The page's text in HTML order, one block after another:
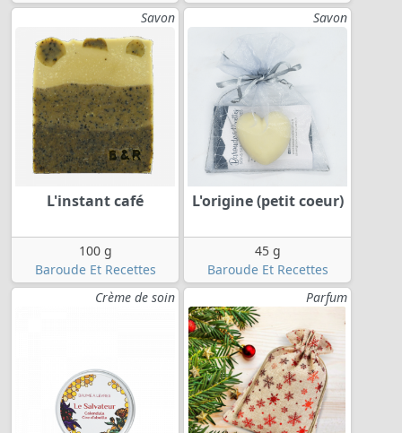
Savon
L'instant café
100 g
Baroude Et Recettes
Savon
L'origine (petit coeur)
45 g
Baroude Et Recettes
Crème de soin
Parfum